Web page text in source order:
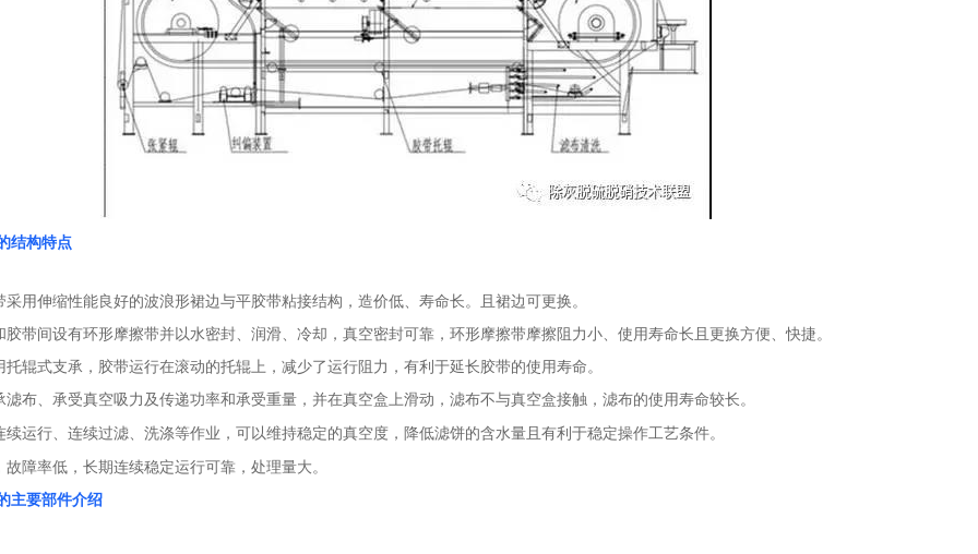
结构特点
采用伸缩性能良好的波浪形裙边与平胶带粘接结构，造价低、寿命长。且裙边可更换。
胶带间设有环形摩擦带并以水密封、润滑、冷却，真空密封可靠，环形摩擦带摩擦阻力小、使用寿命长且更换方便、快捷。
托辊式支承，胶带运行在滚动的托辊上，减少了运行阻力，有利于延长胶带的使用寿命。
滤布、承受真空吸力及传递功率和承受重量，并在真空盒上滑动，滤布不与真空盒接触，滤布的使用寿命较长。
续运行、连续过滤、洗涤等作业，可以维持稳定的真空度，降低滤饼的含水量且有利于稳定操作工艺条件。
故障率低，长期连续稳定运行可靠，处理量大。
主要部件介绍